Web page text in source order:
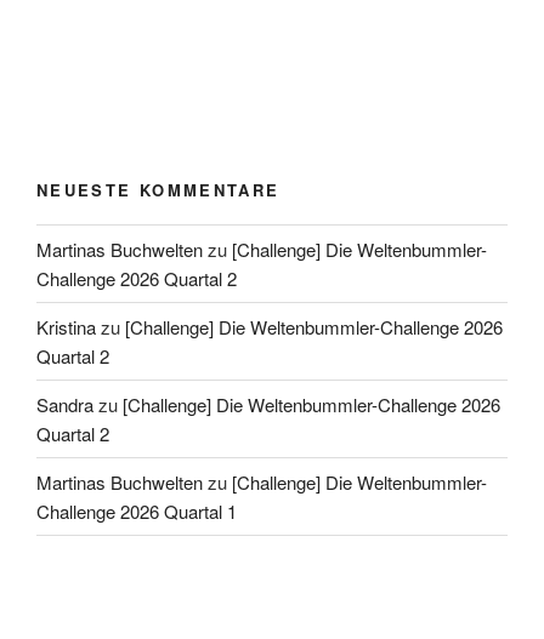
NEUESTE KOMMENTARE
Martinas Buchweltenzu [Challenge] Die Weltenbummler-
Challenge 2026 Quartal 2
Kristinazu [Challenge] Die Weltenbummler-Challenge 2026
Quartal 2
Sandrazu [Challenge] Die Weltenbummler-Challenge 2026
Quartal 2
Martinas Buchweltenzu [Challenge] Die Weltenbummler-
Challenge 2026 Quartal 1